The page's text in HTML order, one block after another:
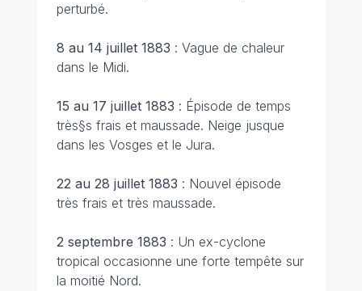
perturbé.
8 au 14 juillet 1883 : Vague de chaleur
dans le Midi.
15 au 17 juillet 1883 : Épisode de temps
très§s frais et maussade. Neige jusque
dans les Vosges et le Jura.
22 au 28 juillet 1883 : Nouvel épisode
très frais et très maussade.
2 septembre 1883 : Un ex-cyclone
tropical occasionne une forte tempête sur
la moitié Nord.